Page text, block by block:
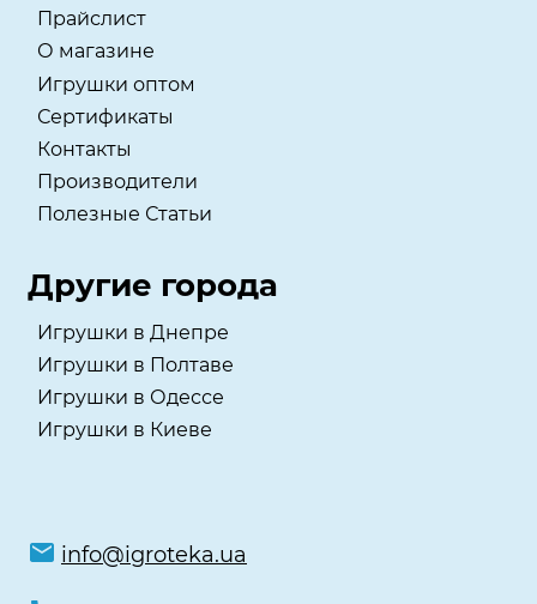
Прайслист
О магазине
Игрушки оптом
Сертификаты
Контакты
Производители
Полезные Статьи
Другие города
Игрушки в Днепре
Игрушки в Полтаве
Игрушки в Одессе
Игрушки в Киеве
info@igroteka.ua